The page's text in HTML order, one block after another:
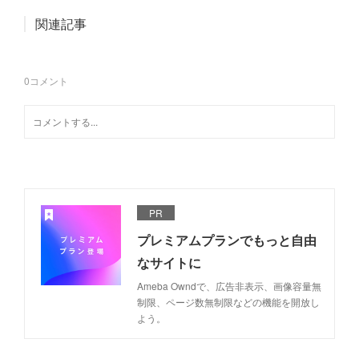
関連記事
0コメント
PR
プレミアムプランでもっと自由
なサイトに
Ameba Owndで、広告非表示、画像容量無
制限、ページ数無制限などの機能を開放し
よう。